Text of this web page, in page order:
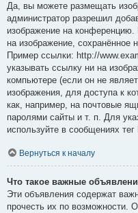
Да, вы можете размещать
администратор разрешил
изображение на
на изображение, сохранённое
Пример ссылки: http://
указывать ссылку ни на
компьютере (если он не
изображения, для доступа к
как, например, на почтовые
паролями сайты и т. п. Для
используйте в сообщениях
Вернуться к началу
Что такое важные
Эти объявления содержат
прочесть их по возможности.